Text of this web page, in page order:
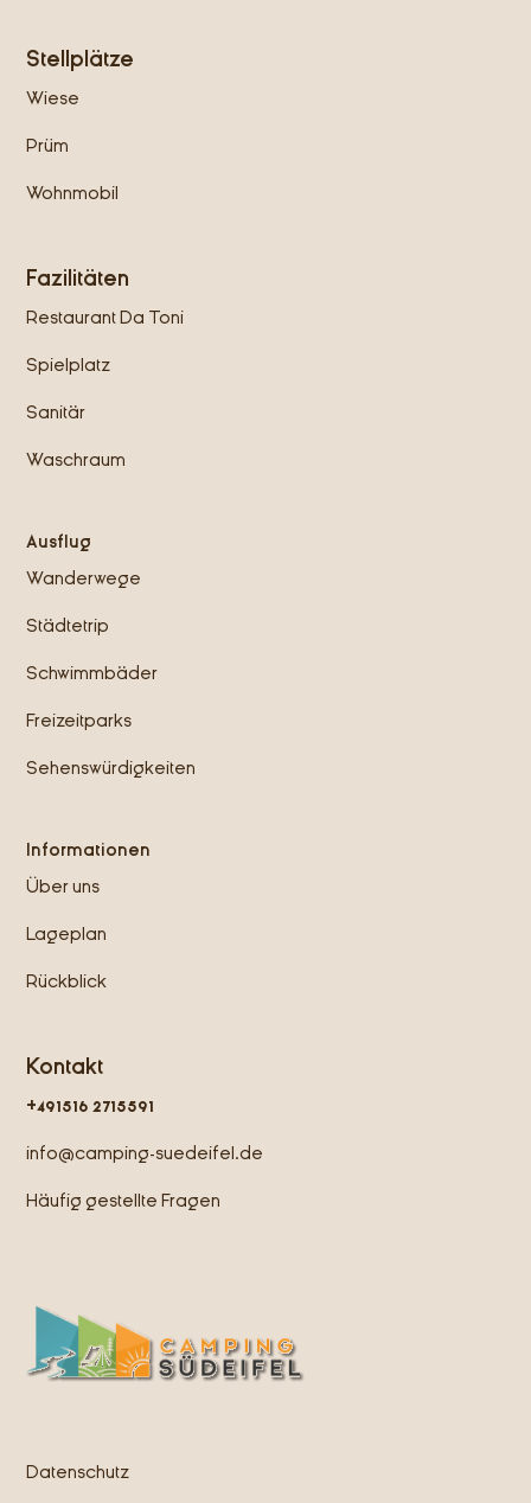
Stellplätze
Wiese
Prüm
Wohnmobil
Fazilitäten
Restaurant Da Toni
Spielplatz
Sanitär
Waschraum
Ausflug
Wanderwege
Städtetrip
Schwimmbäder
Freizeitparks
Sehenswürdigkeiten
Informationen
Über uns
Lageplan
Rückblick
Kontakt
+491516 2715591
info@camping-suedeifel.de
Häufig gestellte Fragen
Datenschutz